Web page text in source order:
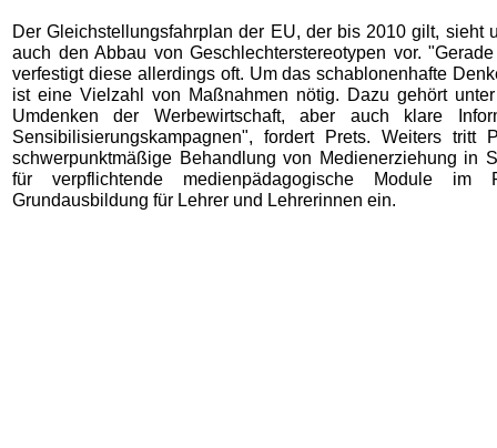
Der Gleichstellungsfahrplan der EU, der bis 2010 gilt, sieht
auch den Abbau von Geschlechterstereotypen vor.
verfestigt diese allerdings oft. Um das schablonenhafte
ist eine Vielzahl von Maßnahmen nötig. Dazu gehört
Umdenken der Werbewirtschaft, aber auch klare
Sensibilisierungskampagnen", fordert Prets. Weiters tritt
schwerpunktmäßige Behandlung von Medienerziehung in
für verpflichtende medienpädagogische Module im
Grundausbildung für Lehrer und Lehrerinnen ein.